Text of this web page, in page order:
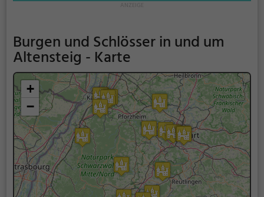
Burgen und Schlösser in und um
Altensteig - Karte
+
−